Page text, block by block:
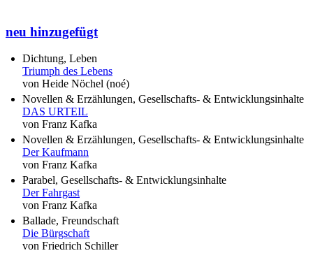
neu hinzugefügt
Dichtung, Leben
Triumph des Lebens
von Heide Nöchel (noé)
Novellen & Erzählungen, Gesellschafts- & Entwicklungsinhalte
DAS URTEIL
von Franz Kafka
Novellen & Erzählungen, Gesellschafts- & Entwicklungsinhalte
Der Kaufmann
von Franz Kafka
Parabel, Gesellschafts- & Entwicklungsinhalte
Der Fahrgast
von Franz Kafka
Ballade, Freundschaft
Die Bürgschaft
von Friedrich Schiller